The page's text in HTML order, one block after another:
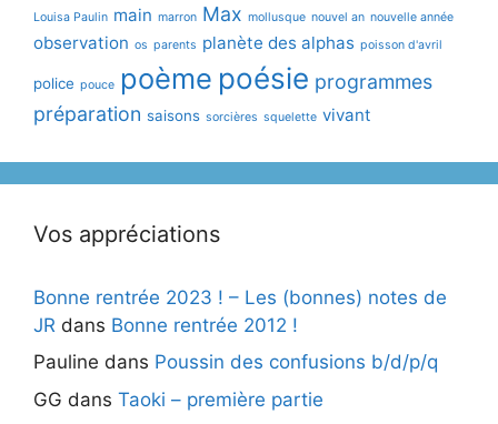
Louisa Paulin main marron Max mollusque nouvel an nouvelle année
observation os parents planète des alphas poisson d'avril
police pouce poème poésie programmes
préparation saisons sorcières squelette vivant
Vos appréciations
Bonne rentrée 2023 ! – Les (bonnes) notes de
JR dans Bonne rentrée 2012 !
Pauline dans Poussin des confusions b/d/p/q
GG dans Taoki – première partie